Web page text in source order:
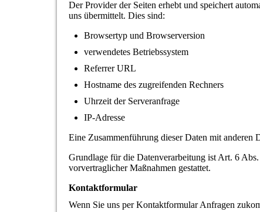
Der Provider der Seiten erhebt und speichert
uns übermittelt. Dies sind:
Browsertyp und Browserversion
verwendetes Betriebssystem
Referrer URL
Hostname des zugreifenden Rechners
Uhrzeit der Serveranfrage
IP-Adresse
Eine Zusammenführung dieser Daten mit anderen
Grundlage für die Datenverarbeitung ist Art. 6
vorvertraglicher Maßnahmen gestattet.
Kontaktformular
Wenn Sie uns per Kontaktformular Anfragen